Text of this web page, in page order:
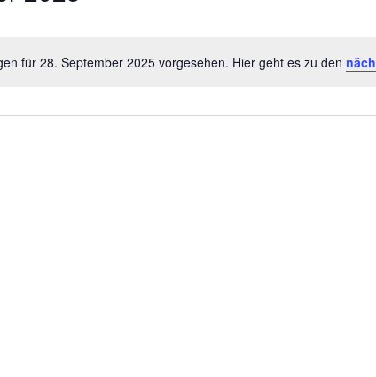
Hinweis
für 28. September 2025 vorgesehen. Hier geht es zu den